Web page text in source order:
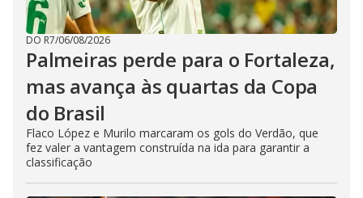
DO R7/06/08/2026
Palmeiras perde para o Fortaleza,
mas avança às quartas da Copa
do Brasil
Flaco López e Murilo marcaram os gols do Verdão, que
fez valer a vantagem construída na ida para garantir a
classificação